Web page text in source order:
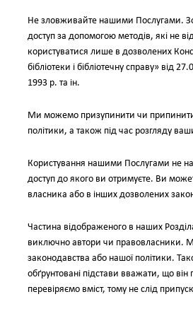
Не зловживайте нашими Послугами.
доступ за допомогою методів, які не
користуватися лише в дозволених
бібліотеки і бібліотечну справу» вiд
1993 р. та ін.
Ми можемо призупинити чи
політики, а також під час розгляду
Користування нашими Послугами не
доступ до якого ви отримуєте. Ви
власника або в інших дозволених
Частина відображеного в наших
виключно автори чи правовласники.
законодавства або нашої політики.
обґрунтовані підстави вважати, що
перевіряємо вміст, тому не слід